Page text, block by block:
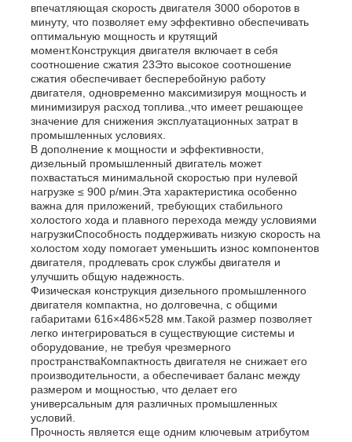
О Компании
Наша фабрика
контроль качества
контактные данные
Новости
Все случаи
Отправить запрос
дизель-генераторная установка
впечатляющая скорость двигателя 3000 оборотов в
минуту, что позволяет ему эффективно обеспечивать
оптимальную мощность и крутящий
момент.Конструкция двигателя включает в себя
соотношение сжатия 23Это высокое соотношение
сжатия обеспечивает бесперебойную работу
двигателя, одновременно максимизируя мощность и
минимизируя расход топлива.,что имеет решающее
значение для снижения эксплуатационных затрат в
промышленных условиях.
В дополнение к мощности и эффективности,
дизельный промышленный двигатель может
похвастаться минимальной скоростью при нулевой
нагрузке ≤ 900 р/мин.Эта характеристика особенно
важна для приложений, требующих стабильного
холостого хода и плавного перехода между условиями
нагрузкиСпособность поддерживать низкую скорость на
холостом ходу помогает уменьшить износ компонентов
двигателя, продлевать срок службы двигателя и
улучшить общую надежность.
Физическая конструкция дизельного промышленного
двигателя компактна, но долговечна, с общими
габаритами 616×486×528 мм.Такой размер позволяет
легко интегрироваться в существующие системы и
оборудование, не требуя чрезмерного
пространстваКомпактность двигателя не снижает его
производительности, а обеспечивает баланс между
размером и мощностью, что делает его
универсальным для различных промышленных
условий.
Прочность является еще одним ключевым атрибутом